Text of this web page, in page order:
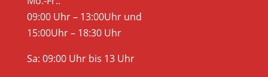
09:00 Uhr – 13:00Uhr und
15:00Uhr – 18:30 Uhr
Sa: 09:00 Uhr bis 13 Uhr